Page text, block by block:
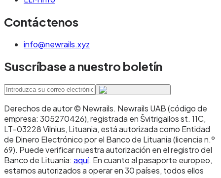
Contáctenos
info@newrails.xyz
Suscríbase a nuestro boletín
Derechos de autor © Newrails. Newrails UAB (código de
empresa: 305270426), registrada en Švitrigailos st. 11C,
LT-03228 Vilnius, Lituania, está autorizada como Entidad
de Dinero Electrónico por el Banco de Lituania (licencia n.º
69). Puede verificar nuestra autorización en el registro del
Banco de Lituania: aquí. En cuanto al pasaporte europeo,
estamos autorizados a operar en 30 países, todos ellos